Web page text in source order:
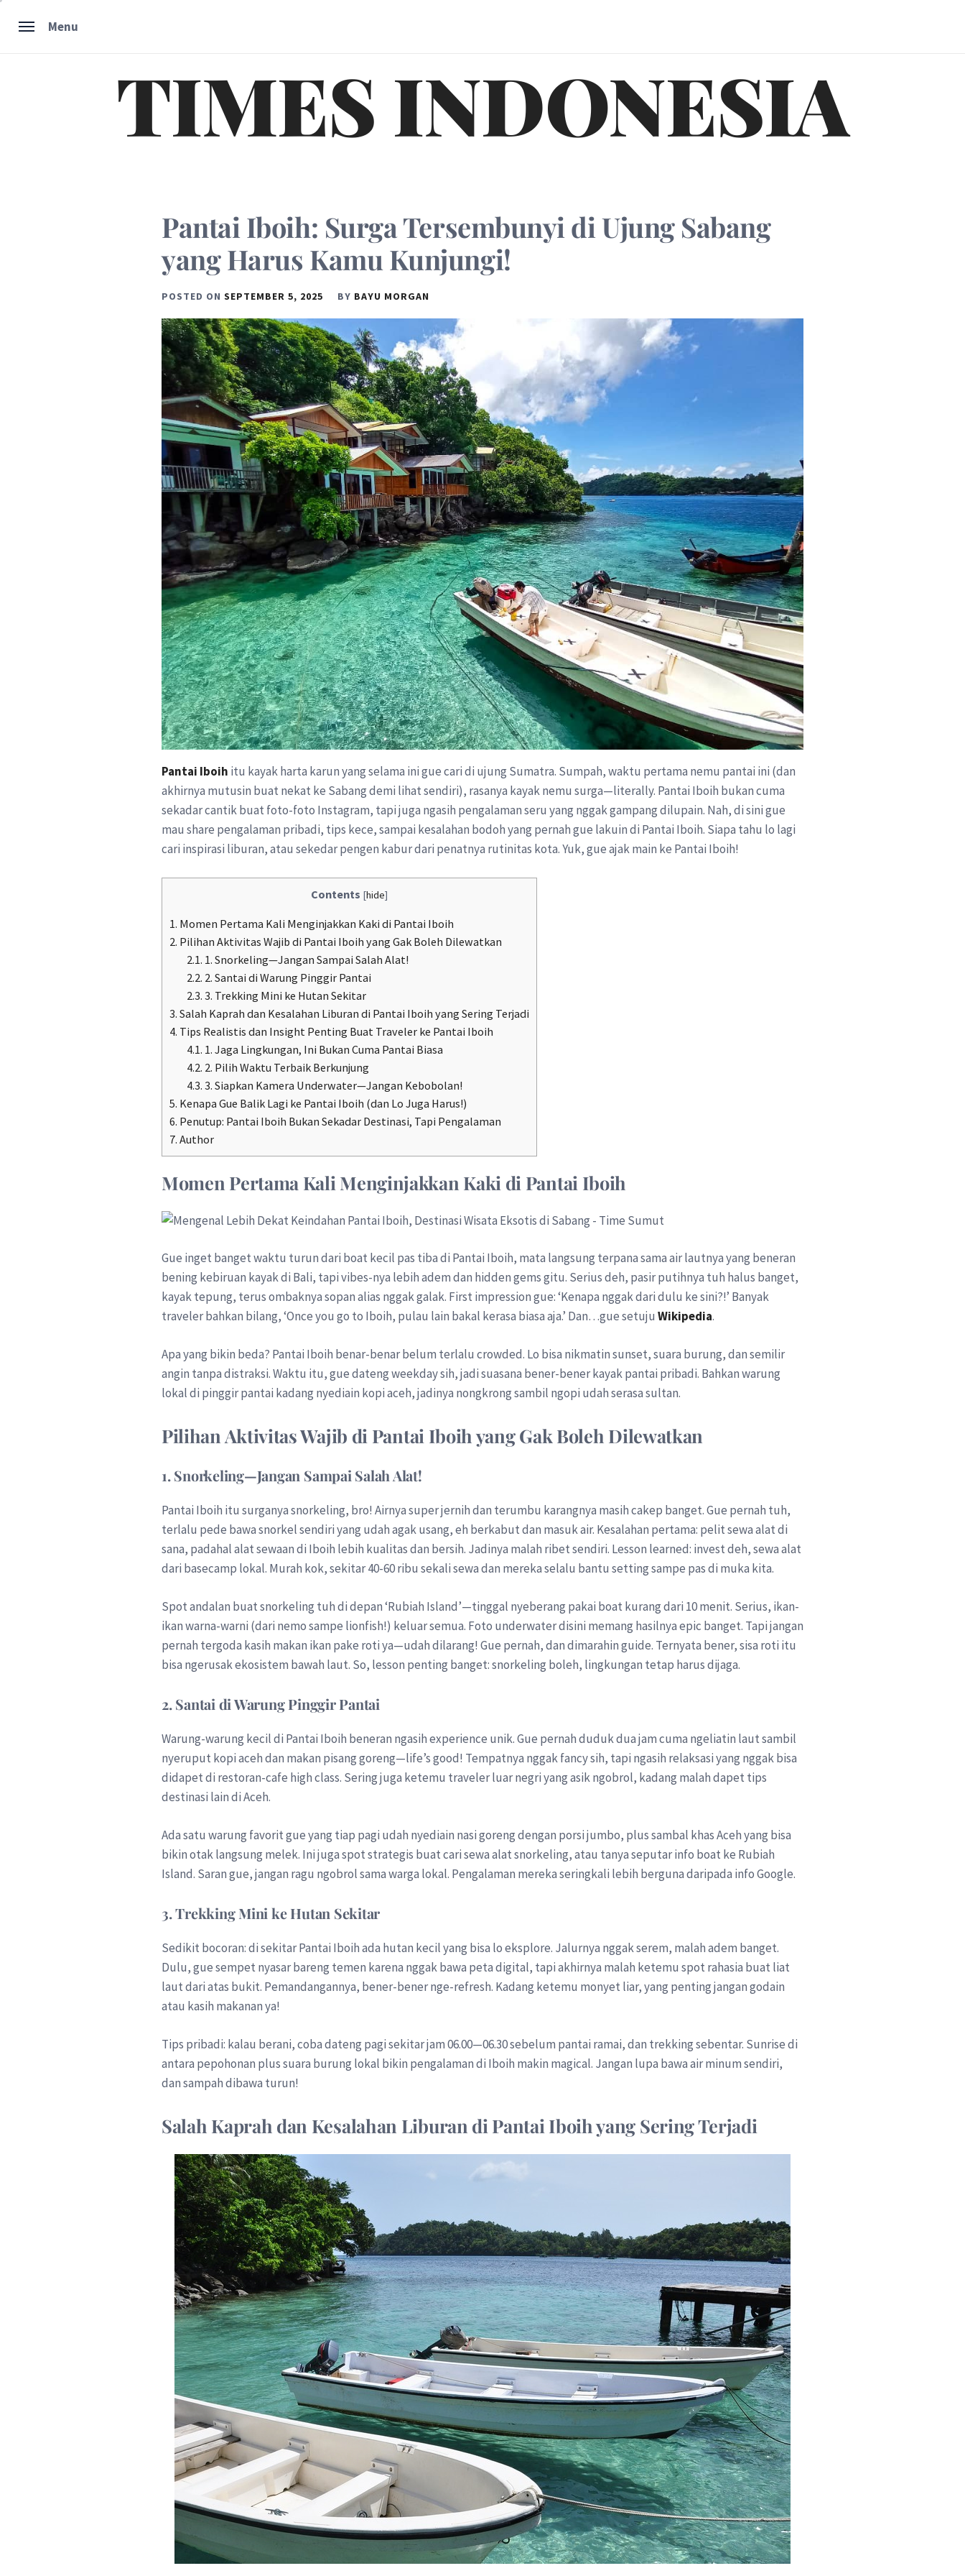
Menu
TIMES INDONESIA
Pantai Iboih: Surga Tersembunyi di Ujung Sabang
yang Harus Kamu Kunjungi!
POSTED ON SEPTEMBER 5, 2025 BY BAYU MORGAN
Pantai Iboih itu kayak harta karun yang selama ini gue cari di ujung Sumatra. Sumpah, waktu pertama nemu pantai ini (dan
akhirnya mutusin buat nekat ke Sabang demi lihat sendiri), rasanya kayak nemu surga—literally. Pantai Iboih bukan cuma
sekadar cantik buat foto-foto Instagram, tapi juga ngasih pengalaman seru yang nggak gampang dilupain. Nah, di sini gue
mau share pengalaman pribadi, tips kece, sampai kesalahan bodoh yang pernah gue lakuin di Pantai Iboih. Siapa tahu lo lagi
cari inspirasi liburan, atau sekedar pengen kabur dari penatnya rutinitas kota. Yuk, gue ajak main ke Pantai Iboih!
Contents [hide]
1. Momen Pertama Kali Menginjakkan Kaki di Pantai Iboih
2. Pilihan Aktivitas Wajib di Pantai Iboih yang Gak Boleh Dilewatkan
2.1. 1. Snorkeling—Jangan Sampai Salah Alat!
2.2. 2. Santai di Warung Pinggir Pantai
2.3. 3. Trekking Mini ke Hutan Sekitar
3. Salah Kaprah dan Kesalahan Liburan di Pantai Iboih yang Sering Terjadi
4. Tips Realistis dan Insight Penting Buat Traveler ke Pantai Iboih
4.1. 1. Jaga Lingkungan, Ini Bukan Cuma Pantai Biasa
4.2. 2. Pilih Waktu Terbaik Berkunjung
4.3. 3. Siapkan Kamera Underwater—Jangan Kebobolan!
5. Kenapa Gue Balik Lagi ke Pantai Iboih (dan Lo Juga Harus!)
6. Penutup: Pantai Iboih Bukan Sekadar Destinasi, Tapi Pengalaman
7. Author
Momen Pertama Kali Menginjakkan Kaki di Pantai Iboih
Gue inget banget waktu turun dari boat kecil pas tiba di Pantai Iboih, mata langsung terpana sama air lautnya yang beneran
bening kebiruan kayak di Bali, tapi vibes-nya lebih adem dan hidden gems gitu. Serius deh, pasir putihnya tuh halus banget,
kayak tepung, terus ombaknya sopan alias nggak galak. First impression gue: ‘Kenapa nggak dari dulu ke sini?!’ Banyak
traveler bahkan bilang, ‘Once you go to Iboih, pulau lain bakal kerasa biasa aja.’ Dan…gue setuju Wikipedia.
Apa yang bikin beda? Pantai Iboih benar-benar belum terlalu crowded. Lo bisa nikmatin sunset, suara burung, dan semilir
angin tanpa distraksi. Waktu itu, gue dateng weekday sih, jadi suasana bener-bener kayak pantai pribadi. Bahkan warung
lokal di pinggir pantai kadang nyediain kopi aceh, jadinya nongkrong sambil ngopi udah serasa sultan.
Pilihan Aktivitas Wajib di Pantai Iboih yang Gak Boleh Dilewatkan
1. Snorkeling—Jangan Sampai Salah Alat!
Pantai Iboih itu surganya snorkeling, bro! Airnya super jernih dan terumbu karangnya masih cakep banget. Gue pernah tuh,
terlalu pede bawa snorkel sendiri yang udah agak usang, eh berkabut dan masuk air. Kesalahan pertama: pelit sewa alat di
sana, padahal alat sewaan di Iboih lebih kualitas dan bersih. Jadinya malah ribet sendiri. Lesson learned: invest deh, sewa alat
dari basecamp lokal. Murah kok, sekitar 40-60 ribu sekali sewa dan mereka selalu bantu setting sampe pas di muka kita.
Spot andalan buat snorkeling tuh di depan ‘Rubiah Island’—tinggal nyeberang pakai boat kurang dari 10 menit. Serius, ikan-
ikan warna-warni (dari nemo sampe lionfish!) keluar semua. Foto underwater disini memang hasilnya epic banget. Tapi jangan
pernah tergoda kasih makan ikan pake roti ya—udah dilarang! Gue pernah, dan dimarahin guide. Ternyata bener, sisa roti itu
bisa ngerusak ekosistem bawah laut. So, lesson penting banget: snorkeling boleh, lingkungan tetap harus dijaga.
2. Santai di Warung Pinggir Pantai
Warung-warung kecil di Pantai Iboih beneran ngasih experience unik. Gue pernah duduk dua jam cuma ngeliatin laut sambil
nyeruput kopi aceh dan makan pisang goreng—life’s good! Tempatnya nggak fancy sih, tapi ngasih relaksasi yang nggak bisa
didapet di restoran-cafe high class. Sering juga ketemu traveler luar negri yang asik ngobrol, kadang malah dapet tips
destinasi lain di Aceh.
Ada satu warung favorit gue yang tiap pagi udah nyediain nasi goreng dengan porsi jumbo, plus sambal khas Aceh yang bisa
bikin otak langsung melek. Ini juga spot strategis buat cari sewa alat snorkeling, atau tanya seputar info boat ke Rubiah
Island. Saran gue, jangan ragu ngobrol sama warga lokal. Pengalaman mereka seringkali lebih berguna daripada info Google.
3. Trekking Mini ke Hutan Sekitar
Sedikit bocoran: di sekitar Pantai Iboih ada hutan kecil yang bisa lo eksplore. Jalurnya nggak serem, malah adem banget.
Dulu, gue sempet nyasar bareng temen karena nggak bawa peta digital, tapi akhirnya malah ketemu spot rahasia buat liat
laut dari atas bukit. Pemandangannya, bener-bener nge-refresh. Kadang ketemu monyet liar, yang penting jangan godain
atau kasih makanan ya!
Tips pribadi: kalau berani, coba dateng pagi sekitar jam 06.00—06.30 sebelum pantai ramai, dan trekking sebentar. Sunrise di
antara pepohonan plus suara burung lokal bikin pengalaman di Iboih makin magical. Jangan lupa bawa air minum sendiri,
dan sampah dibawa turun!
Salah Kaprah dan Kesalahan Liburan di Pantai Iboih yang Sering Terjadi